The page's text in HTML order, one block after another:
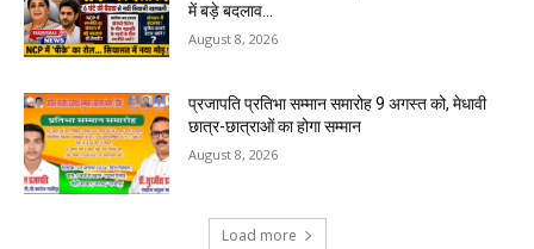
में बड़े बदलाव...
August 8, 2026
प्रजापति प्रतिभा सम्मान समारोह 9 अगस्त को, मेधावी
छात्र-छात्राओं का होगा सम्मान
August 8, 2026
Load more